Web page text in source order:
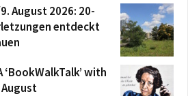
August 2026: 20-
entdeckt
with